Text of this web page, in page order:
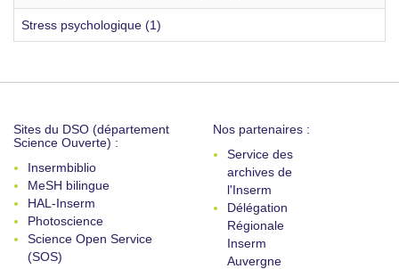
Stress psychologique (1)
Sites du DSO (département
Science Ouverte) :
Insermbiblio
MeSH bilingue
HAL-Inserm
Photoscience
Science Open Service
(SOS)
Nos partenaires :
Service des
archives de
l'Inserm
Délégation
Régionale
Inserm
Auvergne